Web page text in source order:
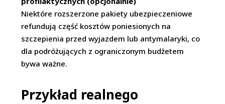
Niektóre rozszerzone pakiety ubezpieczeniowe
refundują część kosztów poniesionych na
szczepienia przed wyjazdem lub antymalaryki, co
dla podróżujących z ograniczonym budżetem
bywa ważne.
Przykład realnego